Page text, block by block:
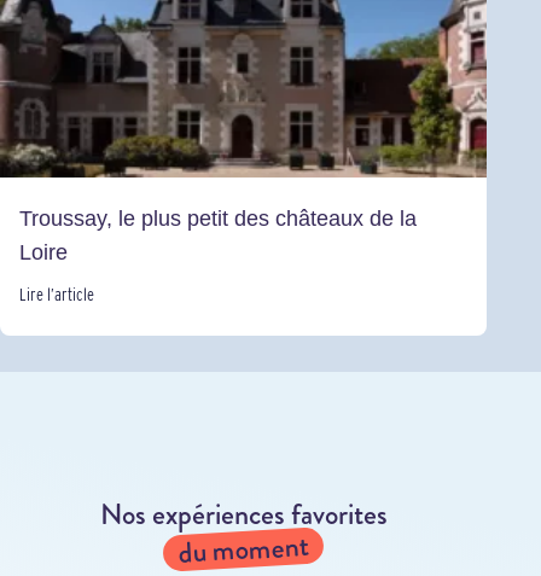
Troussay, le plus petit des châteaux de la
Loire
Lire l’article
Nos expériences favorites
du moment